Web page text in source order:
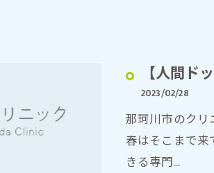
【人間ド
2023/02/28
那珂川市のク
春はそこまで
きる専門…